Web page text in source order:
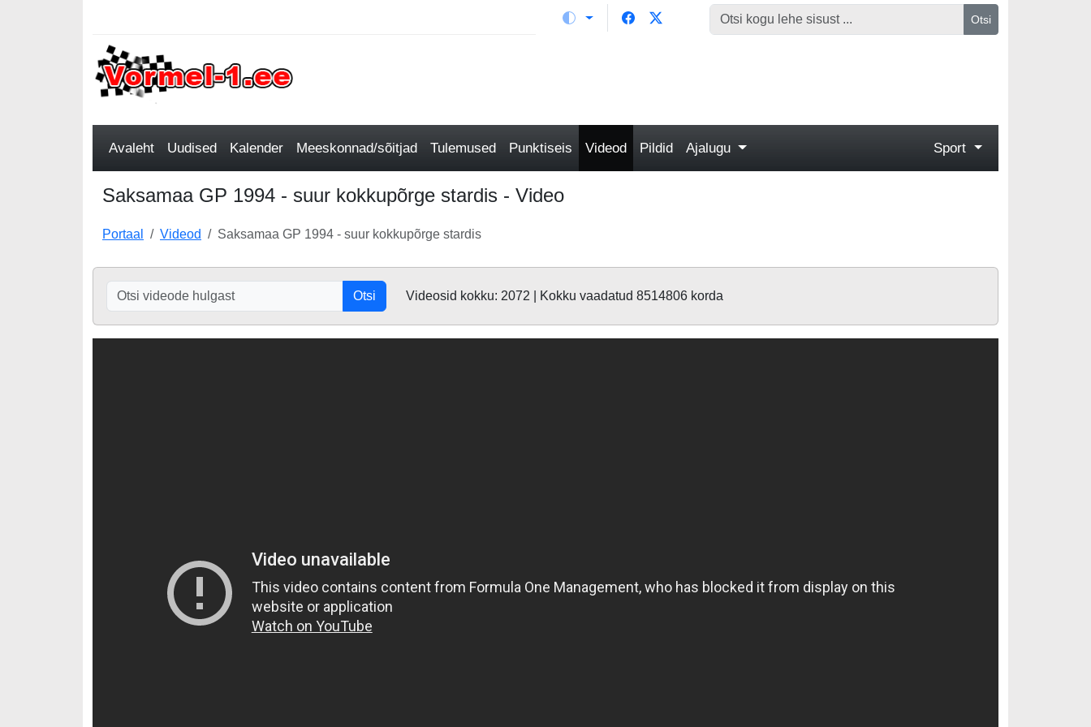
Otsi
Avaleht Uudised Kalender Meeskonnad/sõitjad Tulemused Punktiseis Videod Pildid Ajalugu Sport
Saksamaa GP 1994 - suur kokkupõrge stardis - Video
Portaal Videod Saksamaa GP 1994 - suur kokkupõrge stardis
Otsi Videosid kokku: 2072 | Kokku vaadatud 8514806 korda